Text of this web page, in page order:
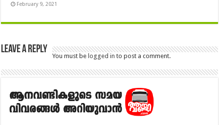
February 9, 2021
Leave a Reply
You must be logged in to post a comment.